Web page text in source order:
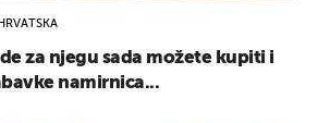
za njegu sada možete kupiti i
namirnica...